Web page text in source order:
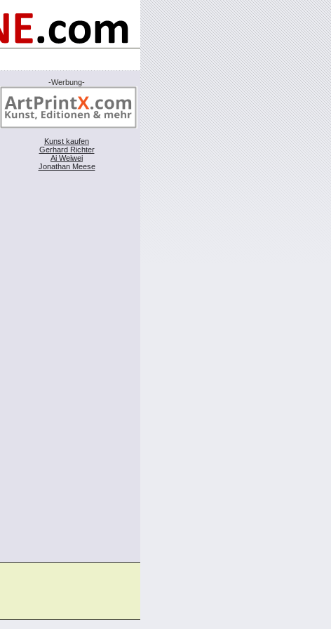
-Werbung-
Kunst kaufen
Gerhard Richter
Ai Weiwei
Jonathan Meese